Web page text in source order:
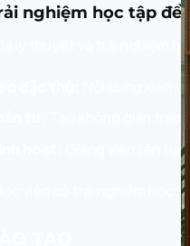
nghiệm học tập để
lý thuyết và trải nghiệm
Nội dung kiến
Tạo không gian trao
Giảng viên liên
viên có trải nghiệm học